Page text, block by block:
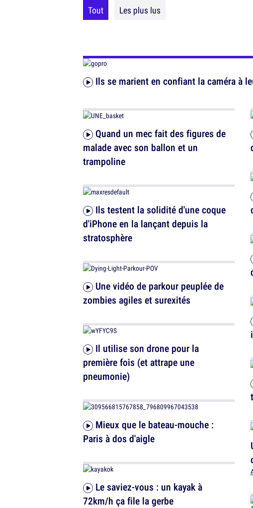
Tout Les plus lus
Ils se marient en confiant la caméra à
malade avec son ballon et un
trampoline
d'iPhone en la lançant depuis la
stratosphère
zombies agiles et surexités
première fois (et attrape une
pneumonie)
Paris à dos d'aigle
72km/h ça file la gerbe